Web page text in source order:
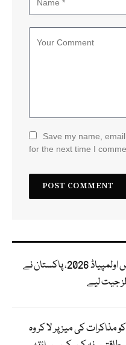
Save my name,
for the next time I
انٹرنیشنل نیوکلیئر سائنس اولمپیاڈ 2026، پاکستان نے
جیت لیے
مذاکرات کی میز پر لا کر وہ